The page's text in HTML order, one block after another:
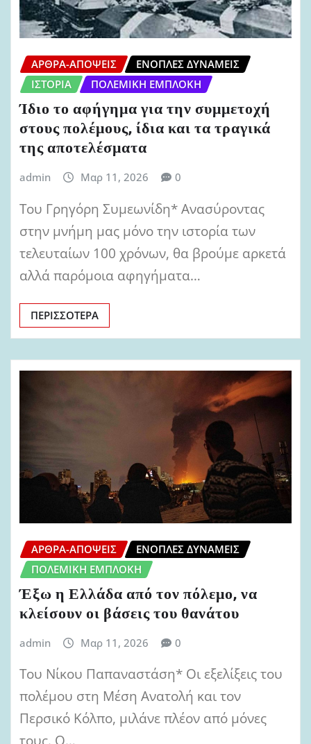
ΆΡΘΡΑ-ΑΠΌΨΕΙΣ
ΈΝΟΠΛΕΣ ΔΥΝΆΜΕΙΣ
ΙΣΤΟΡΊΑ
ΠΟΛΕΜΙΚΉ ΕΜΠΛΟΚΉ
Ίδιο το αφήγημα για την συμμετοχή
στους πολέμους, ίδια και τα τραγικά
της αποτελέσματα
admin Μαρ 11, 2026 0
Του Γρηγόρη Συμεωνίδη* Ανασύροντας
στην μνήμη μας μόνο την ιστορία των
τελευταίων 100 χρόνων, θα βρούμε αρκετά
αλλά παρόμοια αφηγήματα…
ΠΕΡΙΣΣΌΤΕΡΑ
ΆΡΘΡΑ-ΑΠΌΨΕΙΣ
ΈΝΟΠΛΕΣ ΔΥΝΆΜΕΙΣ
ΠΟΛΕΜΙΚΉ ΕΜΠΛΟΚΉ
Έξω η Ελλάδα από τον πόλεμο, να
κλείσουν οι βάσεις του θανάτου
admin Μαρ 11, 2026 0
Του Νίκου Παπαναστάση* Οι εξελίξεις του
πολέμου στη Μέση Ανατολή και τον
Περσικό Κόλπο, μιλάνε πλέον από μόνες